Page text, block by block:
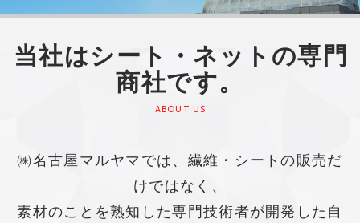
当社はシート・ネットの専門
商社です。
ABOUT US
㈱名古屋マルヤマでは、繊維・シートの販売だ
けではなく、
素材のことを熟知した専門技術者が開発した自